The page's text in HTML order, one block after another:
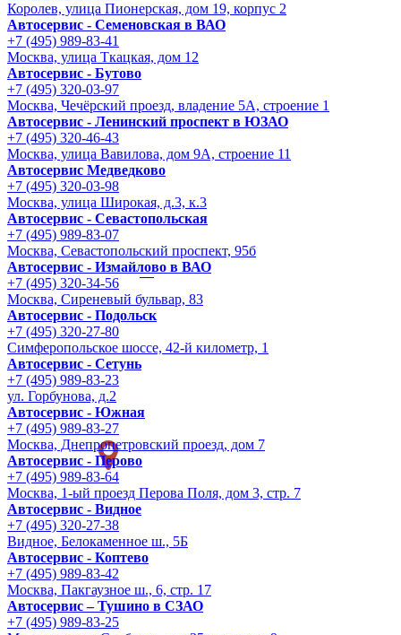
Королев, улица Пионерская, дом 19, корпус 2
Автосервис - Семеновская в ВАО
+7 (495) 989-83-41
Москва, улица Ткацкая, дом 12
Автосервис - Бутово
+7 (495) 320-03-97
Москва, Чечёрский проезд, владение 5А, строение 1
Автосервис - Ленинский проспект в ЮЗАО
+7 (495) 320-46-43
Москва, улица Вавилова, дом 9A, строение 11
Автосервис Медведково
+7 (495) 320-03-98
Москва, улица Широкая, д.3, к.3
Автосервис - Cевастопольская
+7 (495) 989-83-07
Москва, Севастопольский проспект, 95б
Автосервис - Измайлово в ВАО
+7 (495) 320-34-56
Москва, Сиреневый бульвар, 83
Автосервис - Подольск
+7 (495) 320-27-80
Симферопольское шоссе, 42-й километр, 1
Автосервис - Сетунь
+7 (495) 989-83-23
ул. Горбунова, д.2
Автосервис - Южная
+7 (495) 989-83-27
Москва, Днепропетровский проезд, дом 7
Автосервис - Перово
+7 (495) 989-83-64
Москва, 1-ый проезд Перова Поля, дом 3, стр. 7
Автосервис - Видное
+7 (495) 320-27-38
Видное, Белокаменное ш., 5Б
Автосервис - Коптево
+7 (495) 989-83-42
Москва, Пакгаузное ш., 6, стр. 17
Автосервис – Тушино в СЗАО
+7 (495) 989-83-25